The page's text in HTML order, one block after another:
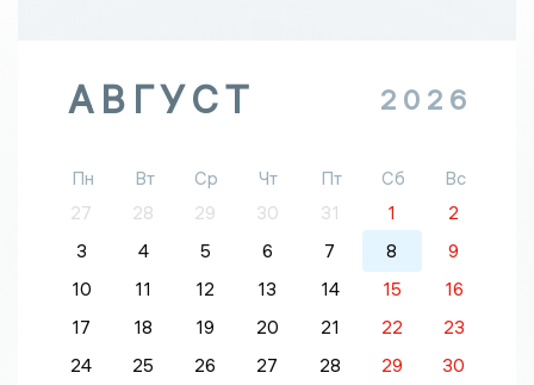
АВГУСТ 2026
Пн Вт Ср Чт Пт Сб
Вс
27
28 29 30 31 1
2
3
4 5 6 7 8
9
10
11 12 13 14 15
16
17
18 19 20 21 22
23
24
25 26 27 28 29
30